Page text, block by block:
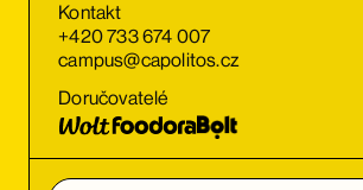
Kontakt
+420 733 674 007
campus@capolitos.cz
Doručovatelé